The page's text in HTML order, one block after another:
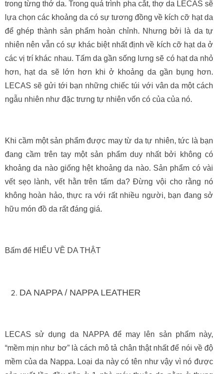
trong từng thớ da. Trong quá trình pha cắt, thợ da LECAS sẽ
lựa chọn các khoảng da có sự tương đồng về kích cỡ hạt da
để ghép thành sản phẩm hoàn chỉnh. Nhưng bởi là da tự
nhiên nên vẫn có sự khác biệt nhất định về kích cỡ hạt da ở
các vị trí khác nhau. Tấm da gần sống lưng sẽ có hạt da nhỏ
hơn, hạt da sẽ lớn hơn khi ở khoảng da gần bụng hơn.
LECAS sẽ gửi tới bạn những chiếc túi với vân da một cách
ngẫu nhiên như đặc trưng tự nhiên vốn có của của nó.
Khi cầm một sản phẩm được may từ da tự nhiên, tức là bạn
đang cầm trên tay một sản phẩm duy nhất bởi không có
khoảng da nào giống hệt khoảng da nào. Sản phẩm có vài
vết sẹo lành, vết hằn trên tấm da? Đừng vội cho rằng nó
không hoàn hảo, thực ra với rất nhiều người, bạn đang sở
hữu món đồ da rất đáng giá.
Bấm để HIỂU VỀ DA THẬT
DA NAPPA / NAPPA LEATHER
LECAS sử dụng da NAPPA để may lên sản phẩm này,
“mềm mịn như bơ” là cách mô tả chân thật nhất để nói về độ
mềm của da Nappa. Loại da này có tên như vậy vì nó được